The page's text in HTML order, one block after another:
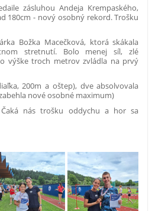
zásluhou Andeja Krempaského,
180cm - nový osobný rekord. Trošku
Božka Macečková, ktorá skákala
stretnutí. Bolo menej síl, zlé
výške troch metrov zvládla na prvý
200m a oštep), dve absolvovala
nové osobné maximum)
nás trošku oddychu a hor sa